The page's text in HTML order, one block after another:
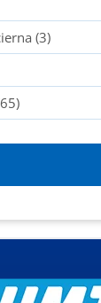
(3)